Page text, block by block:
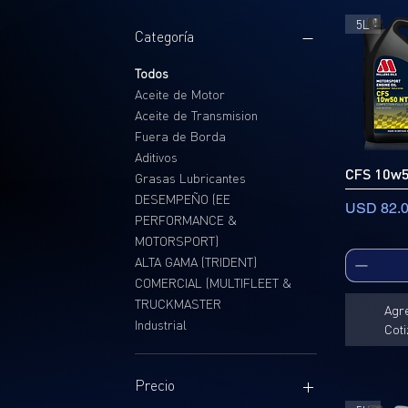
Categoría
Todos
Aceite de Motor
Aceite de Transmision
Fuera de Borda
Aditivos
Grasas Lubricantes
DESEMPEÑO (EE
PERFORMANCE &
MOTORSPORT)
ALTA GAMA (TRIDENT)
COMERCIAL (MULTIFLEET &
TRUCKMASTER
Industrial
Precio
5L
CFS
Precio
USD